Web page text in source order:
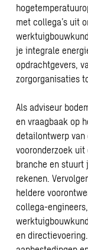
met collega’s uit
je integrale
opdrachtgevers,
zorgorganisaties
Als adviseur
en vraagbaak op
detailontwerp van
vooronderzoek
branche en stuurt
rekenen.
heldere
collega-
en